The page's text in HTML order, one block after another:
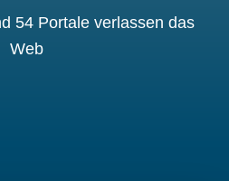
54 Portale verlassen das
Web